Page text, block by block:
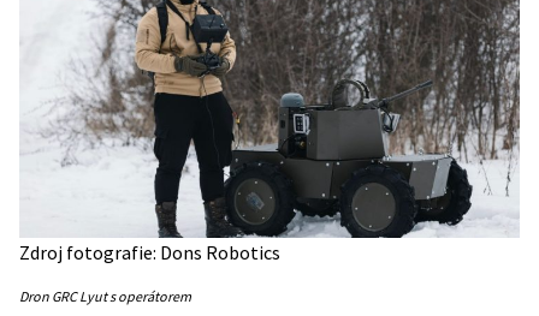
Zdroj fotografie: Dons Robotics
Dron GRC Lyut s operátorem